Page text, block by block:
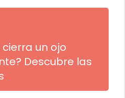
un ojo
Descubre las